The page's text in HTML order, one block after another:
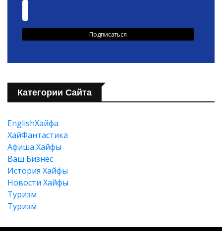
Категории Сайта
EnglishХайфа
XайФантастика
Афиша Хайфы
Ваш Бизнес
История Хайфы
Новости Хайфы
Туризм
Туризм